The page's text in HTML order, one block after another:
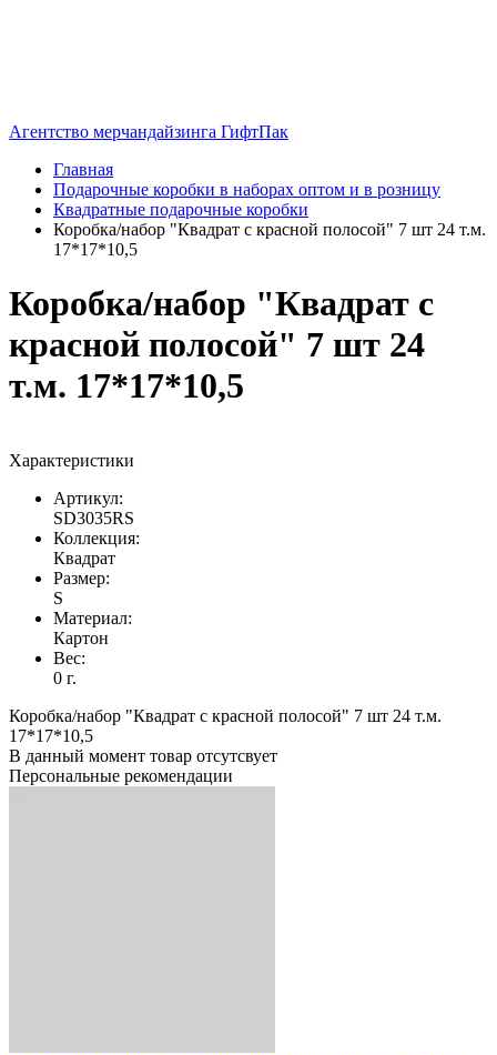
Агентство мерчандайзинга ГифтПак
Главная
Подарочные коробки в наборах оптом и в розницу
Квадратные подарочные коробки
Коробка/набор "Квадрат с красной полосой" 7 шт 24 т.м.
17*17*10,5
Коробка/набор "Квадрат с
красной полосой" 7 шт 24
т.м. 17*17*10,5
Характеристики
Артикул:
SD3035RS
Коллекция:
Квадрат
Размер:
S
Материал:
Картон
Вес:
0 г.
Коробка/набор "Квадрат с красной полосой" 7 шт 24 т.м.
17*17*10,5
В данный момент товар отсутсвует
Персональные рекомендации